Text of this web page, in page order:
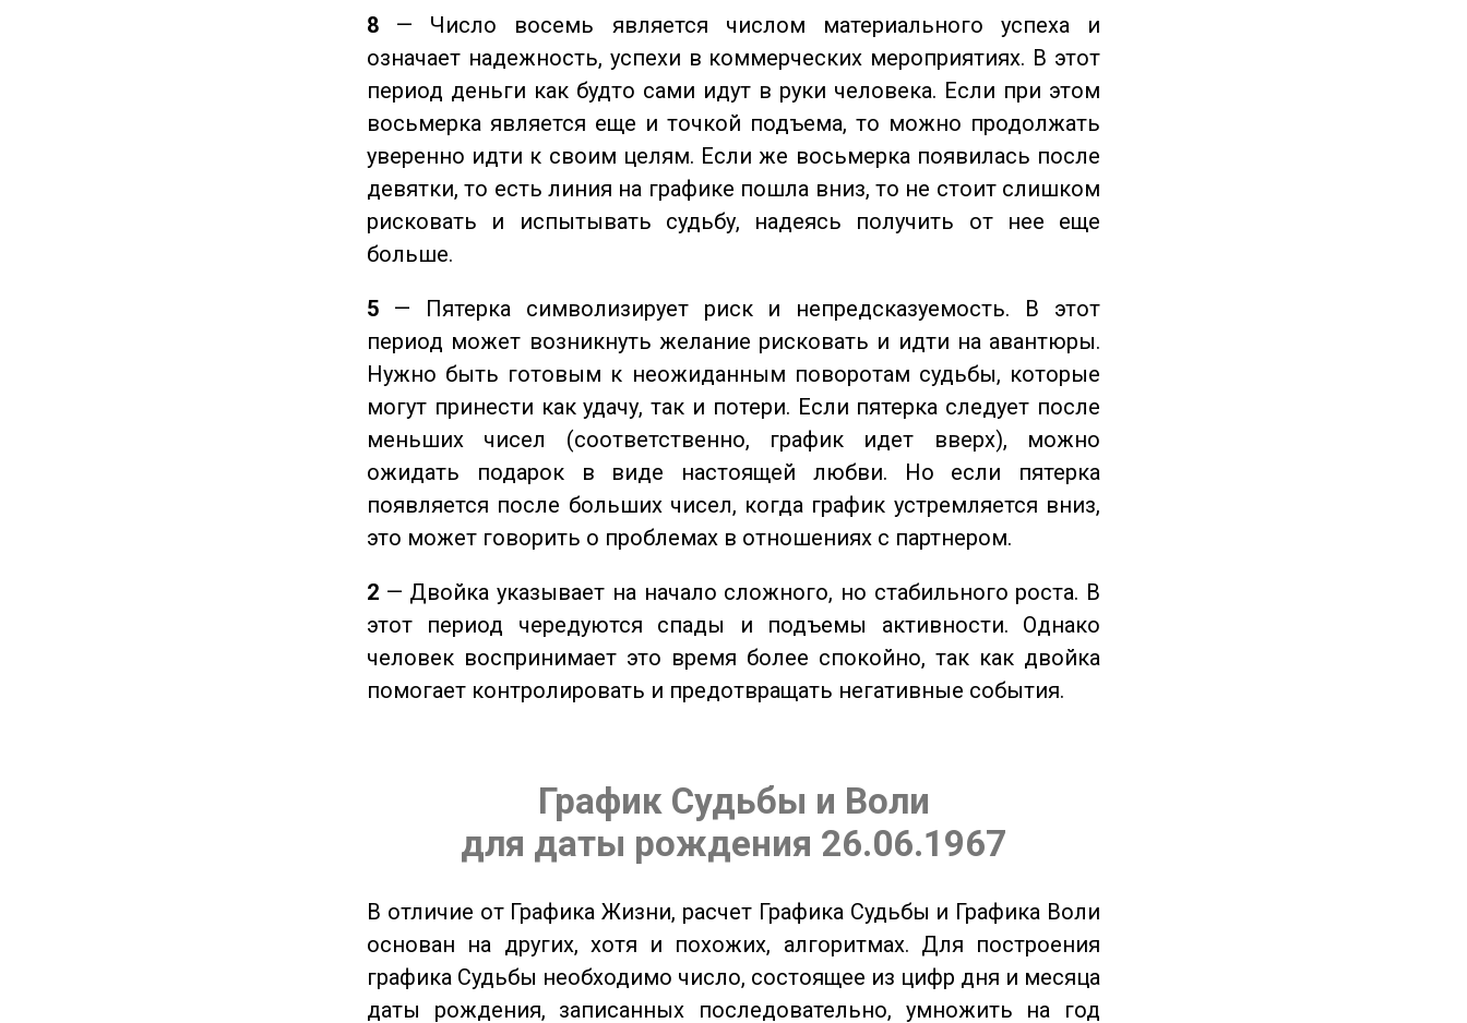
8 — Число восемь является числом материального успеха и
означает надежность, успехи в коммерческих мероприятиях. В этот
период деньги как будто сами идут в руки человека. Если при этом
восьмерка является еще и точкой подъема, то можно продолжать
уверенно идти к своим целям. Если же восьмерка появилась после
девятки, то есть линия на графике пошла вниз, то не стоит слишком
рисковать и испытывать судьбу, надеясь получить от нее еще
больше.
5 — Пятерка символизирует риск и непредсказуемость. В этот
период может возникнуть желание рисковать и идти на авантюры.
Нужно быть готовым к неожиданным поворотам судьбы, которые
могут принести как удачу, так и потери. Если пятерка следует после
меньших чисел (соответственно, график идет вверх), можно
ожидать подарок в виде настоящей любви. Но если пятерка
появляется после больших чисел, когда график устремляется вниз,
это может говорить о проблемах в отношениях с партнером.
2 — Двойка указывает на начало сложного, но стабильного роста. В
этот период чередуются спады и подъемы активности. Однако
человек воспринимает это время более спокойно, так как двойка
помогает контролировать и предотвращать негативные события.
График Судьбы и Воли
для даты рождения 26.06.1967
В отличие от Графика Жизни, расчет Графика Судьбы и Графика Воли
основан на других, хотя и похожих, алгоритмах. Для построения
графика Судьбы необходимо число, состоящее из цифр дня и месяца
даты рождения, записанных последовательно, умножить на год